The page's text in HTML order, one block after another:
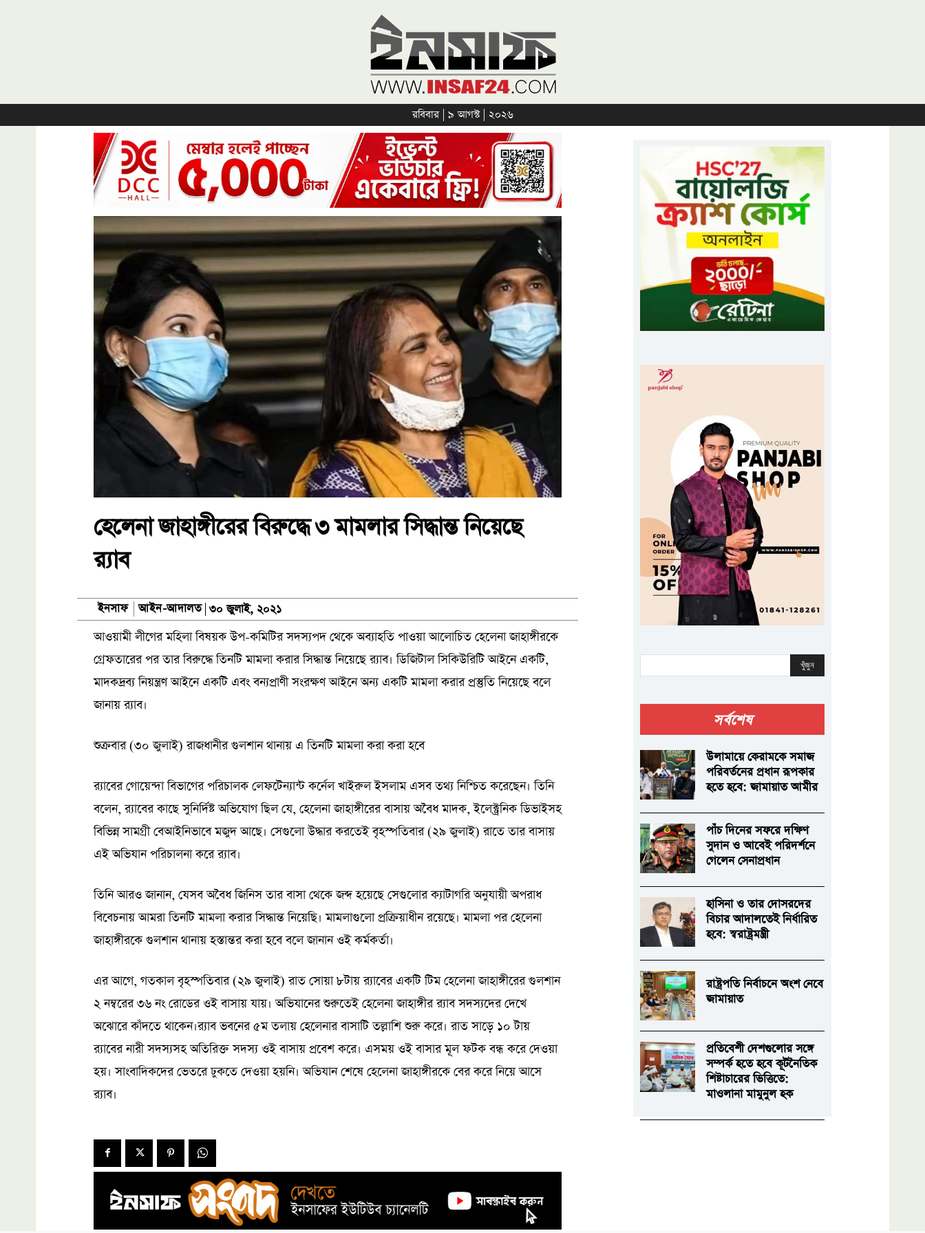
রবিবার | ৯ আগস্ট | ২০২৬
হেলেনা জাহাঙ্গীরের বিরুদ্ধে ৩ মামলার সিদ্ধান্ত নিয়েছে
র‍্যাব
ইনসাফ আইন-আদালত ৩০ জুলাই, ২০২১
আওয়ামী লীগের মহিলা বিষয়ক উপ-কমিটির সদস্যপদ থেকে অব্যাহতি পাওয়া আলোচিত হেলেনা জাহাঙ্গীরকে
গ্রেফতারের পর তার বিরুদ্ধে তিনটি মামলা করার সিদ্ধান্ত নিয়েছে র‍্যাব। ডিজিটাল সিকিউরিটি আইনে একটি,
মাদকদ্রব্য নিয়ন্ত্রণ আইনে একটি এবং বন্যপ্রাণী সংরক্ষণ আইনে অন্য একটি মামলা করার প্রস্তুতি নিয়েছে বলে
জানায় র‌্যাব।
শুক্রবার (৩০ জুলাই) রাজধানীর গুলশান থানায় এ তিনটি মামলা করা করা হবে
র‍্যাবের গোয়েন্দা বিভাগের পরিচালক লেফটেন্যান্ট কর্নেল খাইরুল ইসলাম এসব তথ্য নিশ্চিত করেছেন। তিনি
বলেন, র‍্যাবের কাছে সুনির্দিষ্ট অভিযোগ ছিল যে, হেলেনা জাহাঙ্গীরের বাসায় অবৈধ মাদক, ইলেক্ট্রনিক ডিভাইসহ
বিভিন্ন সামগ্রী বেআইনিভাবে মজুদ আছে। সেগুলো উদ্ধার করতেই বৃহস্পতিবার (২৯ জুলাই) রাতে তার বাসায়
এই অভিযান পরিচালনা করে র‌্যাব।
তিনি আরও জানান, যেসব অবৈধ জিনিস তার বাসা থেকে জব্দ হয়েছে সেগুলোর ক্যাটাগরি অনুযায়ী অপরাধ
বিবেচনায় আমরা তিনটি মামলা করার সিদ্ধান্ত নিয়েছি। মামলাগুলো প্রক্রিয়াধীন রয়েছে। মামলা পর হেলেনা
জাহাঙ্গীরকে গুলশান থানায় হস্তান্তর করা হবে বলে জানান ওই কর্মকর্তা।
এর আগে, গতকাল বৃহস্পতিবার (২৯ জুলাই) রাত সোয়া ৮টায় র‌্যাবের একটি টিম হেলেনা জাহাঙ্গীরের গুলশান
২ নম্বরের ৩৬ নং রোডের ওই বাসায় যায়। অভিযানের শুরুতেই হেলেনা জাহাঙ্গীর র‍্যাব সদস্যদের দেখে
অঝোরে কাঁদতে থাকেন।র‍্যাব ভবনের ৫ম তলায় হেলেনার বাসাটি তল্লাশি শুরু করে। রাত সাড়ে ১০ টায়
র‍্যাবের নারী সদস্যসহ অতিরিক্ত সদস্য ওই বাসায় প্রবেশ করে। এসময় ওই বাসার মূল ফটক বন্ধ করে দেওয়া
হয়। সাংবাদিকদের ভেতরে ঢুকতে দেওয়া হয়নি। অভিযান শেষে হেলেনা জাহাঙ্গীরকে বের করে নিয়ে আসে
র‍্যাব।
খুঁজুন
সর্বশেষ
উলামায়ে কেরামকে সমাজ
পরিবর্তনের প্রধান রূপকার
হতে হবে: জামায়াত আমীর
পাঁচ দিনের সফরে দক্ষিণ
সুদান ও আবেই পরিদর্শনে
গেলেন সেনাপ্রধান
হাসিনা ও তার দোসরদের
বিচার আদালতেই নির্ধারিত
হবে: স্বরাষ্ট্রমন্ত্রী
রাষ্ট্রপতি নির্বাচনে অংশ নেবে
জামায়াত
প্রতিবেশী দেশগুলোর সঙ্গে
সম্পর্ক হতে হবে কূটনৈতিক
শিষ্টাচারের ভিত্তিতে:
মাওলানা মামুনুল হক